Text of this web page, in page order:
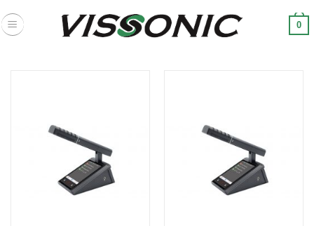
to
0